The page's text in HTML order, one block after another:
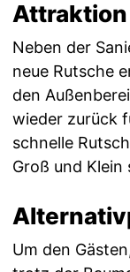
Attraktion
Neben der
neue Rutsche
den
wieder zurück
schnelle
Groß und Klein
Um den